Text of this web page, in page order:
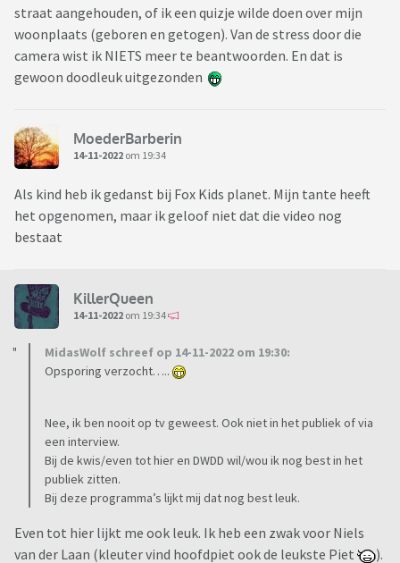
straat aangehouden, of ik een quizje wilde doen over mijn
woonplaats (geboren en getogen). Van de stress door die
camera wist ik NIETS meer te beantwoorden. En dat is
gewoon doodleuk uitgezonden
MoederBarberin
14-11-2022 om 19:34
Als kind heb ik gedanst bij Fox Kids planet. Mijn tante heeft
het opgenomen, maar ik geloof niet dat die video nog
bestaat
KillerQueen
14-11-2022 om 19:34
MidasWolf schreef op 14-11-2022 om 19:30:
Opsporing verzocht…..
Nee, ik ben nooit op tv geweest. Ook niet in het publiek of via
een interview.
Bij de kwis/even tot hier en DWDD wil/wou ik nog best in het
publiek zitten.
Bij deze programma’s lijkt mij dat nog best leuk.
Even tot hier lijkt me ook leuk. Ik heb een zwak voor Niels
van der Laan (kleuter vind hoofdpiet ook de leukste Piet
).